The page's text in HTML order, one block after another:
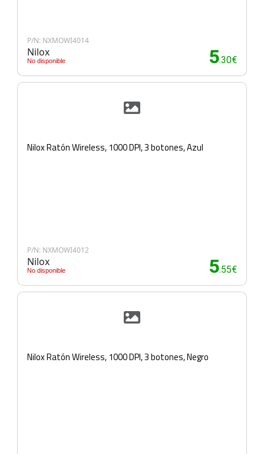
P/N: NXMOWI4014
Nilox
No disponible 5.30€
Nilox Ratón Wireless, 1000 DPI, 3 botones, Azul
P/N: NXMOWI4012
Nilox
No disponible 5.55€
Nilox Ratón Wireless, 1000 DPI, 3 botones, Negro